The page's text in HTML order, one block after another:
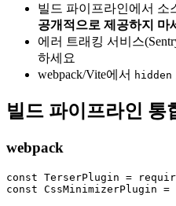
빌드 파이프라인에서 소
공개적으로 제공하지 마
에러 트래킹 서비스
하세요
webpack/Vite에서 hidden
빌드 파이프라인 통
webpack
const TerserPlugin =
const CssMinimizerPlugin